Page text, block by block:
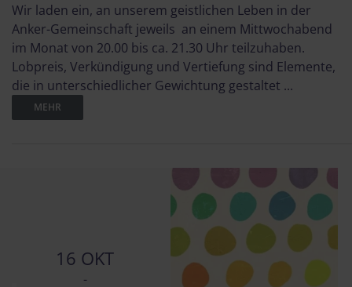
Wir laden ein, an unserem geistlichen Leben in der
Anker-Gemeinschaft jeweils an einem Mittwochabend
im Monat von 20.00 bis ca. 21.30 Uhr teilzuhaben.
Lobpreis, Verkündigung und Vertiefung sind Elemente,
die in unterschiedlicher Gewichtung gestaltet ...
MEHR
16 OKT
-